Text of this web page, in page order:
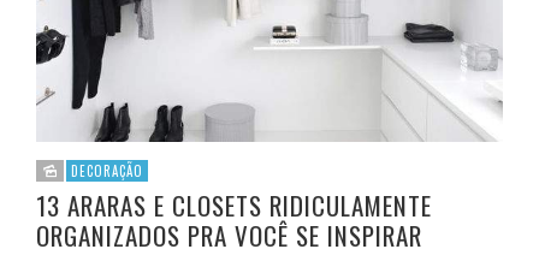
DECORAÇÃO
13 ARARAS E CLOSETS RIDICULAMENTE
ORGANIZADOS PRA VOCÊ SE INSPIRAR